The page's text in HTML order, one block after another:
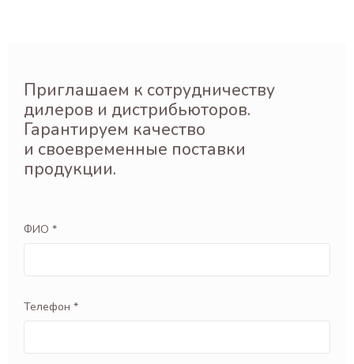
Приглашаем к сотрудничеству
дилеров и дистрибьюторов.
Гарантируем качество
и своевременные поставки
продукции.
ФИО *
Телефон *